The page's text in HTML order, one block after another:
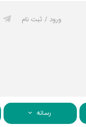
ورود / ثبت نام
کاربری
رسانه